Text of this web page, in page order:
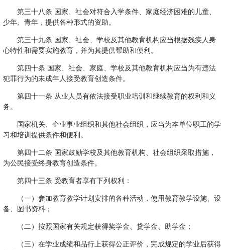
第三十八条 国家、社会对符合入学条件、家庭经济困难的儿童、
少年、青年，提供各种形式的资助。
第三十九条 国家、社会、学校及其他教育机构应当根据残疾人身
心特性和需要实施教育，并为其提供帮助和便利。
第四十条 国家、社会、家庭、学校及其他教育机构应当为有违法
犯罪行为的未成年人接受教育创造条件。
第四十一条 从业人员有依法接受职业培训和继续教育的权利和义
务。
国家机关、企业事业组织和其他社会组织，应当为本单位职工的学
习和培训提供条件和便利。
第四十二条 国家鼓励学校及其他教育机构、社会组织采取措施，
为公民接受终身教育创造条件。
第四十三条 受教育者享有下列权利：
（一）参加教育教学计划安排的各种活动，使用教育教学设施、设
备、图书资料；
（二）按照国家有关规定获得奖学金、贷学金、助学金；
（三）在学业成绩和品行上获得公正评价，完成规定的学业后获得